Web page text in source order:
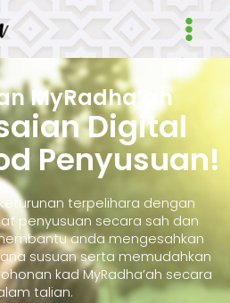
Main
MyRadha’ah
Digital
Penyusuan!
terpelihara dengan
penyusuan secara sah dan
anda mengesahkan
susuan serta memudahkan
kad MyRadha’ah secara
talian.